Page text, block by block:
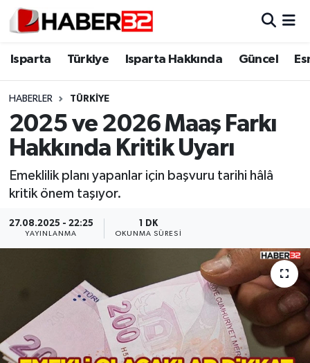
Isparta Türkiye Isparta Hakkında Güncel
HABERLER TÜRKİYE
2025 ve 2026 Maaş Farkı
Hakkında Kritik Uyarı
Emeklilik planı yapanlar için başvuru tarihi hâlâ
kritik önem taşıyor.
27.08.2025 - 22:25
YAYINLANMA
1 DK
OKUNMA SÜRESI
Isparta
Esnaf Diyor ki;
ASAYİŞ
BİLİM VE TEKNOLOJİ
EĞİTİM
Güncel
HABERDE İNSAN
Isparta Nöbetçi Eczaneler
Isparta Trafik Yoğunluk Haritası
Süper Lig Puan Durumu ve Fikstür
Tüm Manşetler
Son Dakika Haberleri